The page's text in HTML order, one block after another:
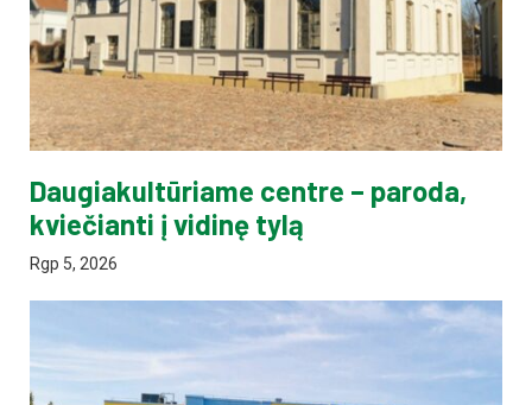
Daugiakultūriame centre – paroda,
kviečianti į vidinę tylą
Rgp 5, 2026